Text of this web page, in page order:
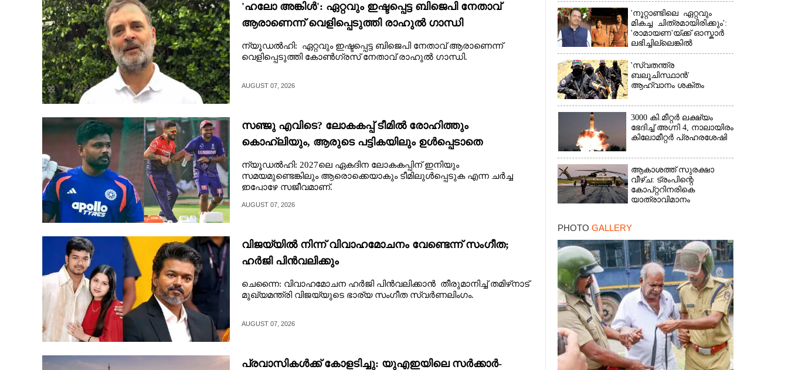
'ഹലോ അങ്കിൾ': ഏറ്റവും ഇഷ്ടപ്പെട്ട ബിജെപി നേതാവ്
ആരാണെന്ന് വെളിപ്പെടുത്തി രാഹുൽ ഗാന്ധി
ന്യൂഡൽഹി: ഏറ്റവും ഇഷ്ടപ്പെട്ട ബിജെപി നേതാവ് ആരാണെന്ന്
വെളിപ്പെടുത്തി കോൺഗ്രസ് നേതാവ് രാഹുൽ ഗാന്ധി.
AUGUST 07, 2026
സഞ്ജു എവിടെ? ലോകകപ്പ് ടീമിൽ രോഹിത്തും
കൊഹ്‌ലിയും, ആരുടെ പട്ടികയിലും ഉൾപ്പെടാതെ
വിജയശില്പി
ന്യൂഡൽഹി: 2027ലെ ഏകദിന ലോകകപ്പിന് ഇനിയും
സമയമുണ്ടെങ്കിലും ആരൊക്കെയാകും ടീമിലുൾപ്പെടുക എന്ന ചർച്ച
ഇപ്പോഴേ സജീവമാണ്.
AUGUST 07, 2026
വിജയ്‌യിൽ നിന്ന് വിവാഹമോചനം വേണ്ടെന്ന് സംഗീത;
ഹർജി പിൻവലിക്കും
ചെന്നൈ: വിവാഹമോചന ഹർജി പിൻവലിക്കാൻ തീരുമാനിച്ച് തമിഴ്‌നാട്
മുഖ്യമന്ത്രി വിജയ്‌യുടെ ഭാര്യ സംഗീത സ്വർണലിംഗം.
AUGUST 07, 2026
പ്രവാസികൾക്ക് കോളടിച്ചു: യുഎഇയിലെ സർക്കാർ-
'നൂറ്റാണ്ടിലെ ഏറ്റവും
മികച്ച ചിത്രമായിരിക്കും':
'രാമായണ'യ്ക്ക് ഓസ്കാ‌ർ
ലഭിച്ചില്ലെങ്കിൽ
നിരാശനാകുമെന്ന്
ദേവേന്ദ്ര ഫഡ്നാവിസ്
'സ്വതന്ത്ര
ബലൂചിസ്ഥാൻ'
ആഹ്വാനം ശക്തം
3000 കി.മീറ്റർ ലക്ഷ്യം
ഭേദിച്ച് അഗ്നി 4, നാലായിരം
കിലോമീറ്റർ പ്രഹരശേഷി
ആകാശത്ത് സുരക്ഷാ
വീഴ്‌ച: ട്രംപിന്റെ
കോ‌പ്‌റ്ററിനരികെ
യാത്രാവിമാനം
PHOTO GALLERY